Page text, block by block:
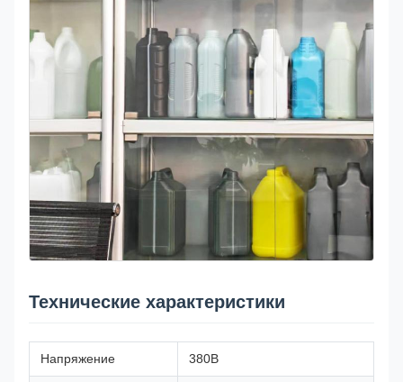
Технические характеристики
Напряжение 380В